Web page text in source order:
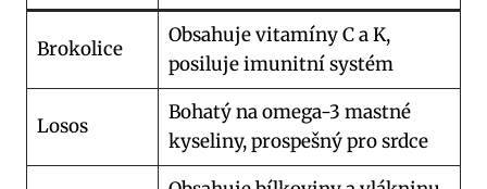
Brokolice
Obsahuje vitamíny C a K,
posiluje⁢ imunitní⁣ systém
Losos
Bohatý na omega-3 mastné
kyseliny, ‌prospešný ​pro srdce